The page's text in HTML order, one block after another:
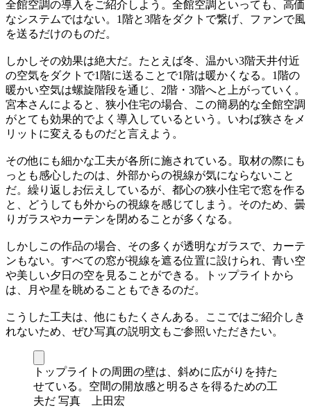
全館空調の導入をご紹介しよう。全館空調といっても、高価
なシステムではない。1階と3階をダクトで繋げ、ファンで風
を送るだけのものだ。
しかしその効果は絶大だ。たとえば冬、温かい3階天井付近
の空気をダクトで1階に送ることで1階は暖かくなる。1階の
暖かい空気は螺旋階段を通じ、2階・3階へと上がっていく。
宮本さんによると、狭小住宅の場合、この簡易的な全館空調
がとても効果的でよく導入しているという。いわば狭さをメ
リットに変えるものだと言えよう。
その他にも細かな工夫が各所に施されている。取材の際にも
っとも感心したのは、外部からの視線が気にならないこと
だ。繰り返しお伝えしているが、都心の狭小住宅で窓を作る
と、どうしても外からの視線を感じてしまう。そのため、曇
りガラスやカーテンを閉めることが多くなる。
しかしこの作品の場合、その多くが透明なガラスで、カーテ
ンもない。すべての窓が視線を遮る位置に設けられ、青い空
や美しい夕日の空を見ることができる。トップライトから
は、月や星を眺めることもできるのだ。
こうした工夫は、他にもたくさんある。ここではご紹介しき
れないため、ぜひ写真の説明文もご参照いただきたい。
トップライトの周囲の壁は、斜めに広がりを持た
せている。空間の開放感と明るさを得るための工
夫だ 写真 上田宏